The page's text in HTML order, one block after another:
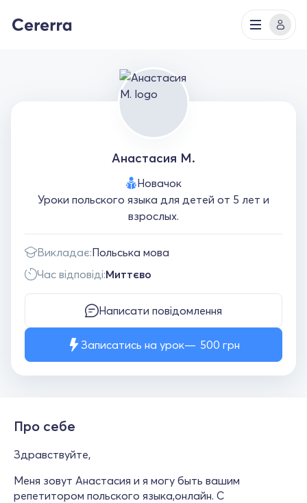
Анастасия М.
Новачок
Уроки польского языка для детей от 5 лет и
взрослых.
Викладає:Польська мова
Час відповіді:Миттєво
Написати повідомлення
Записатись на урок 500 грн
Про себе
Здравствуйте,
Меня зовут Анастасия и я могу быть вашим
репетитором польского языка,онлайн. С